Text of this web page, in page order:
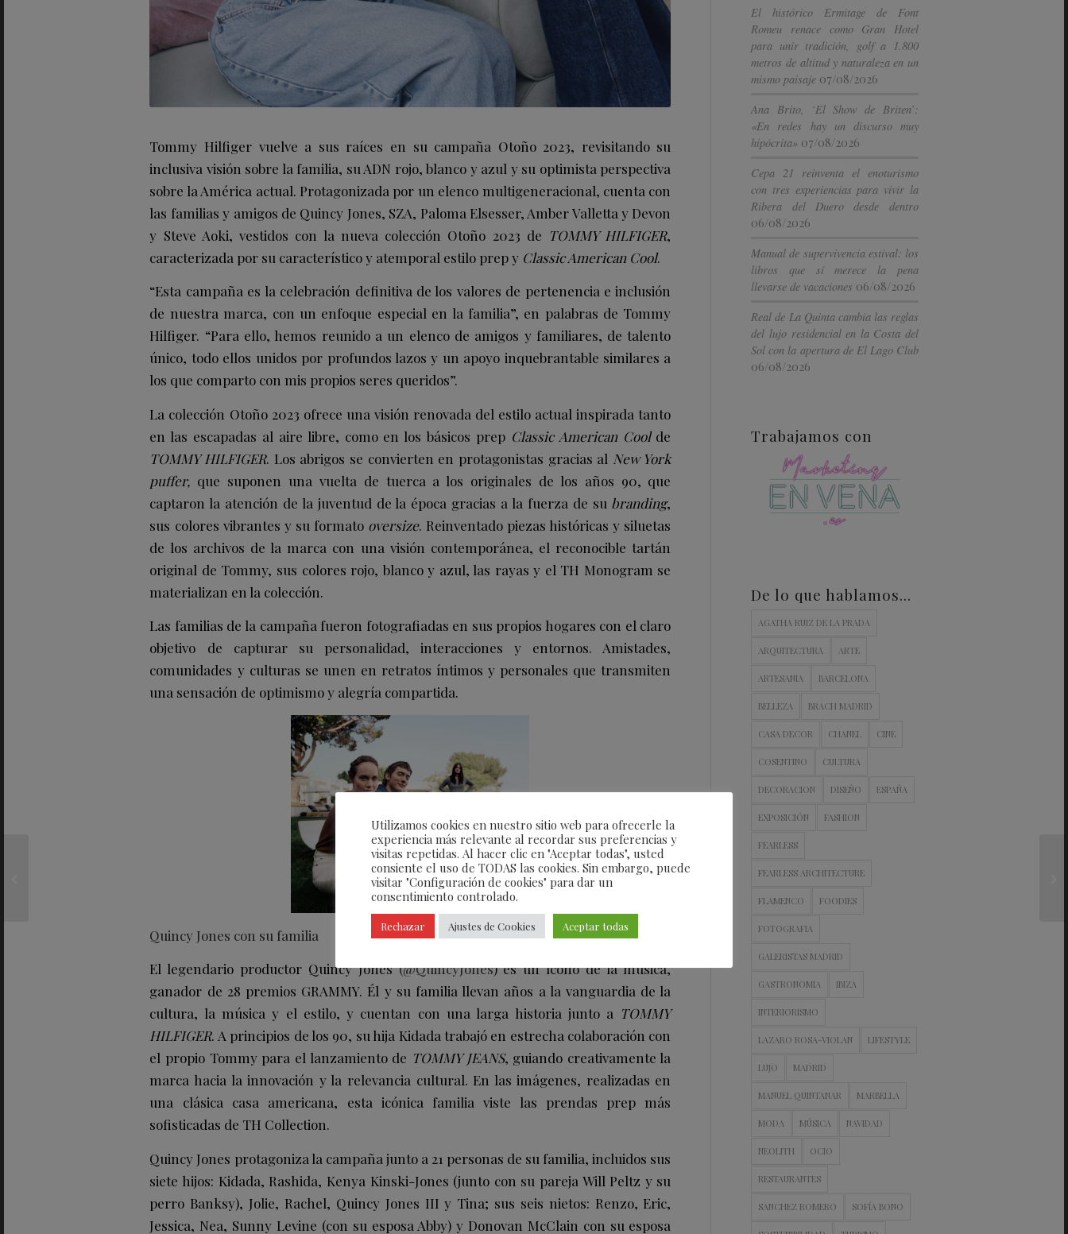
Tommy Hilfiger vuelve a sus raíces en su campaña Otoño 2023, revisitando su
inclusiva visión sobre la familia, su ADN rojo, blanco y azul y su optimista perspectiva
sobre la América actual. Protagonizada por un elenco multigeneracional, cuenta con
las familias y amigos de Quincy Jones, SZA, Paloma Elsesser, Amber Valletta y Devon
y Steve Aoki, vestidos con la nueva colección Otoño 2023 de TOMMY HILFIGER,
caracterizada por su característico y atemporal estilo prep y Classic American Cool.
“Esta campaña es la celebración definitiva de los valores de pertenencia e inclusión
de nuestra marca, con un enfoque especial en la familia”, en palabras de Tommy
Hilfiger. “Para ello, hemos reunido a un elenco de amigos y familiares, de talento
único, todo ellos unidos por profundos lazos y un apoyo inquebrantable similares a
los que comparto con mis propios seres queridos”.
La colección Otoño 2023 ofrece una visión renovada del estilo actual inspirada tanto
en las escapadas al aire libre, como en los básicos prep Classic American Coolde
TOMMY HILFIGER. Los abrigos se convierten en protagonistas gracias al New York
puffer, que suponen una vuelta de tuerca a los originales de los años 90, que
captaron la atención de la juventud de la época gracias a la fuerza de su branding,
sus colores vibrantes y su formato oversize. Reinventado piezas históricas y siluetas
de los archivos de la marca con una visión contemporánea, el reconocible tartán
original de Tommy, sus colores rojo, blanco y azul, las rayas y el TH Monogram se
materializan en la colección.
Las familias de la campaña fueron fotografiadas en sus propios hogares con el claro
objetivo de capturar su personalidad, interacciones y entornos. Amistades,
comunidades y culturas se unen en retratos íntimos y personales que transmiten
una sensación de optimismo y alegría compartida.
Quincy Jones con su familia
El legendario productor Quincy Jones(@QuincyJones) es un ícono de la música,
ganador de 28 premios GRAMMY. Él y su familia llevan años a la vanguardia de la
cultura, la música y el estilo, y cuentan con una larga historia junto a TOMMY
HILFIGER. A principios de los 90, su hija Kidada trabajó en estrecha colaboración con
el propio Tommy para el lanzamiento de TOMMY JEANS, guiando creativamente la
marca hacia la innovación y la relevancia cultural. En las imágenes, realizadas en
una clásica casa americana, esta icónica familia viste las prendas prep más
sofisticadas de TH Collection.
Quincy Jones protagoniza la campaña junto a 21 personas de su familia, incluidos sus
siete hijos: Kidada, Rashida, Kenya Kinski-Jones (junto con su pareja Will Peltz y su
perro Banksy), Jolie, Rachel, Quincy Jones III y Tina; sus seis nietos: Renzo, Eric,
Jessica, Nea, Sunny Levine (con su esposa Abby) y Donovan McClain con su esposa
El histórico Ermitage de Font
Romeu renace como Gran Hotel
para unir tradición, golf a 1.800
metros de altitud y naturaleza en un
mismo paisaje 07/08/2026
Ana Brito, ‘El Show de Briten’:
«En redes hay un discurso muy
hipócrita» 07/08/2026
Cepa 21 reinventa el enoturismo
con tres experiencias para vivir la
Ribera del Duero desde dentro
06/08/2026
Manual de supervivencia estival: los
libros que sí merece la pena
llevarse de vacaciones 06/08/2026
Real de La Quinta cambia las reglas
del lujo residencial en la Costa del
Sol con la apertura de El Lago Club
06/08/2026
Trabajamos con
De lo que hablamos…
AGATHA RUIZ DE LA PRADA
ARQUITECTURA ARTE
ARTESANIA BARCELONA
BELLEZA BRACH MADRID
CASA DECOR CHANEL CINE
COSENTINO CULTURA
DECORACION DISEÑO ESPAÑA
EXPOSICIÓN FASHION
FEARLESS
FEARLESS ARCHITECTURE
FLAMENCO FOODIES
FOTOGRAFIA
GALERISTAS MADRID
GASTRONOMIA IBIZA
INTERIORISMO
LAZARO ROSA-VIOLAN LIFESTYLE
LUJO MADRID
MANUEL QUINTANAR MARBELLA
MODA MÚSICA NAVIDAD
NEOLITH OCIO
RESTAURANTES
SANCHEZ ROMERO SOFÍA BONO
Utilizamos cookies en nuestro sitio web para ofrecerle la
experiencia más relevante al recordar sus preferencias y
visitas repetidas. Al hacer clic en "Aceptar todas", usted
consiente el uso de TODAS las cookies. Sin embargo, puede
visitar "Configuración de cookies" para dar un
consentimiento controlado.
Rechazar Ajustes de Cookies Aceptar todas